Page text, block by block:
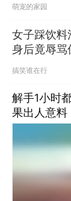
萌宠的家园
女子踩饮料
身后竟辱骂
搞笑谁在行
解手1小时
果出人意料